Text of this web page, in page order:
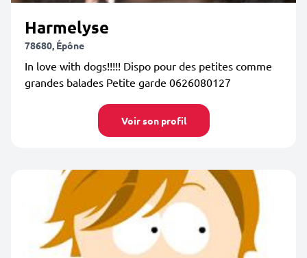
Harmelyse
78680, Épône
In love with dogs!!!!! Dispo pour des petites comme
grandes balades Petite garde 0626080127
Voir son profil